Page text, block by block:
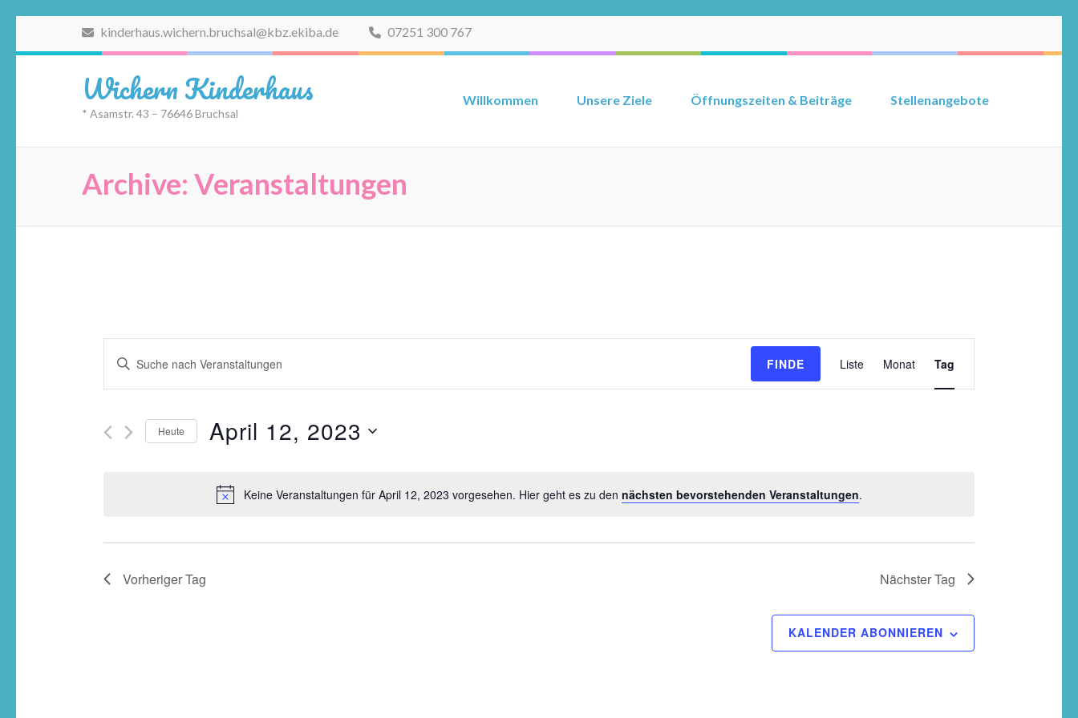
(Eingabetaste
kinderhaus.wichern.bruchsal@kbz.ekiba.de 07251 300 767
Wichern Kinderhaus
* Asamstr. 43 – 76646 Bruchsal
Willkommen Unsere Ziele Öffnungszeiten & Beiträge Stellenangebote
Archive: Veranstaltungen
Keine Veranstaltungen für April 12, 2023 vorgesehen. Hier geht es zu den nächsten bevorstehenden Veranstaltungen.
Veranstaltungen
Suche
und
Navigation
Bitte
nach
FINDE
Ansichten-
Navigation
Liste Monat Tag
Heute April 12, 2023
Vorheriger Tag Nächster Tag
KALENDER ABONNIEREN